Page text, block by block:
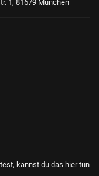
1, 81679 München
kannst du das hier tun